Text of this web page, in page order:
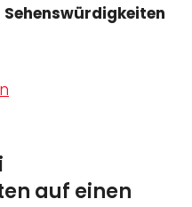
auf einen